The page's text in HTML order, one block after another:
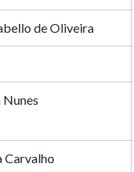
de Oliveira
Nunes
Carvalho